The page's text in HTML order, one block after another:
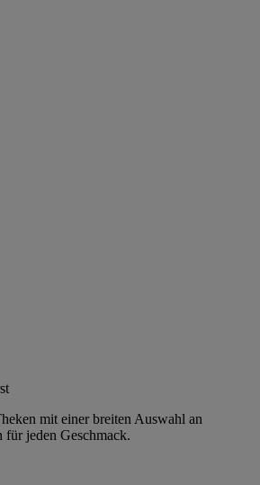
mit einer breiten Auswahl an
für jeden Geschmack.